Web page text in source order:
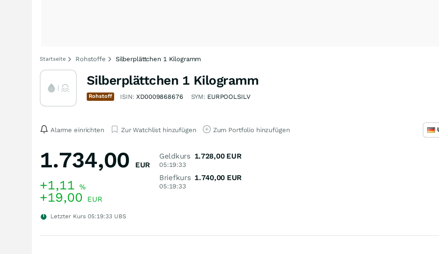
Startseite Rohstoffe Silberplättchen 1 Kilogramm
Silberplättchen 1 Kilogramm
Rohstoff ISIN:XD0009868676 SYM: EURPOOLSILV
Alarme einrichten Zur Watchlist hinzufügen Zum Portfolio hinzufügen
1.734,00 EUR
+1,11 %
+19,00 EUR
Letzter Kurs 05:19:33 UBS
Geldkurs
05:19:33
1.728,00 EUR
Briefkurs
05:19:33
1.740,00 EUR